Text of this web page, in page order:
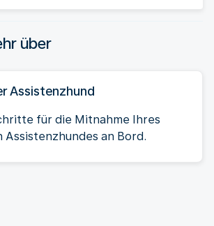
über
Assistenzhund
für die Mitnahme Ihres
Assistenzhundes an Bord.